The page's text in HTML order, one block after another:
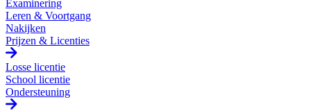
Examinering
Leren & Voortgang
Nakijken
Prijzen & Licenties
Losse licentie
School licentie
Ondersteuning